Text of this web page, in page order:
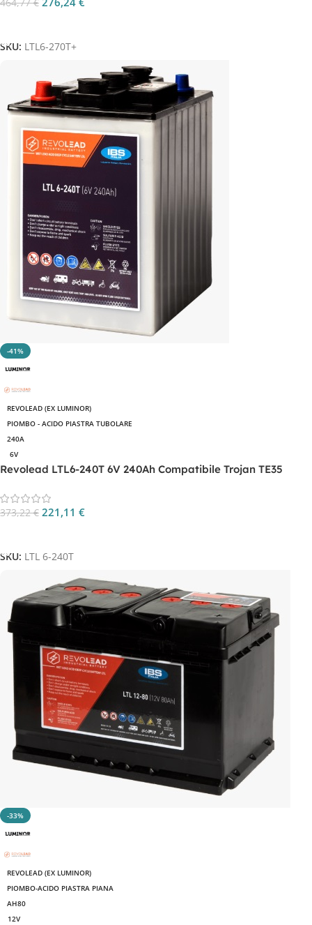
SKU: LTL6-270T+
-41%
REVOLEAD (EX LUMINOR)
PIOMBO - ACIDO PIASTRA TUBOLARE
240A
6V
Revolead LTL6-240T 6V 240Ah Compatibile Trojan TE35
373,22€ 221,11 €
SKU: LTL 6-240T
-33%
REVOLEAD (EX LUMINOR)
PIOMBO-ACIDO PIASTRA PIANA
AH80
12V